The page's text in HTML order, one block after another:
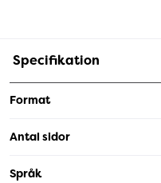
Specifikation
Format
Antal sidor
Språk